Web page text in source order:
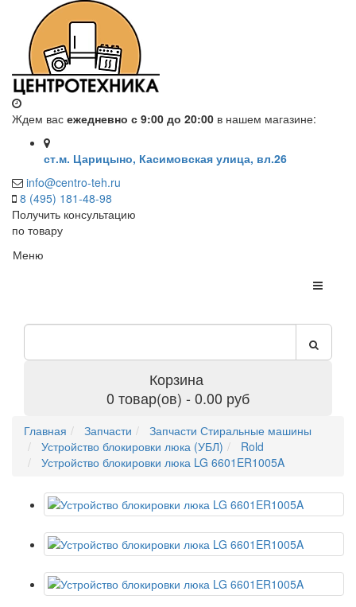
Ждем вас ежедневно с 9:00 до 20:00 в нашем магазине:
ст.м. Царицыно, Касимовская улица, вл.26
info@centro-teh.ru
8 (495) 181-48-98
Получить консультацию
по товару
Меню
Корзина
0 товар(ов) - 0.00 руб
Главная Запчасти
Запчасти Стиральные машины
Устройство блокировки люка (УБЛ)
Rold
Устройство блокировки люка LG 6601ER1005A